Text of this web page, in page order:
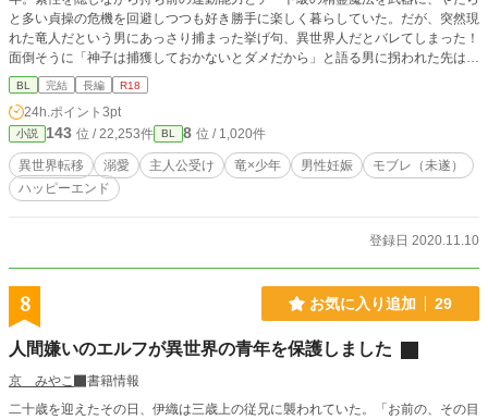
と多い貞操の危機を回避しつつも好き勝手に楽しく暮らしていた。だが、突然現
れた竜人だという男にあっさり捕まった挙げ句、異世界人だとバレてしまった！
面倒そうに「神子は捕獲しておかないとダメだから」と語る男に拐われた先は竜
の神殿とやらで……上げ膳据え膳の快適生活最高！と思ったのも束の間、自由が
ない、退屈すぎて死ぬ、と逃げ出した結果なぜか竜人に惚れられてしまい―
―！？ 異世界さいっこー！！！と調子に乗ってオレTueee☆していた主人公(18)
が、諸事情で保護しに来た竜(人型)に捕獲され、次第に溺愛されていくお話で
す。ものぐさ厭世竜×お気楽少年(元・中二病)の固定CP・ギャグ寄りたまにシリ
アスです。 【本編・番外編完結済・20/12/1角川ルビー文庫様より書籍化予定(上
巻)】 ※R18はサブタイトルに＊マーク有(残酷描写は予告なし) ※モブレ(未
BL 完結 長編 R18
24h.ポイント 3pt
小説 143 位 / 22,253件 BL 8 位 / 1,020件
異世界転移 溺愛 主人公受け 竜×少年 男性妊娠
モブレ（未遂）
ハッピーエンド
登録日 2020.11.10
8 お気に入り追加 29
人間嫌いのエルフが異世界の青年を保護しました
京 みやこ
書籍情報
二十歳を迎えたその日、伊織は三歳上の従兄に襲われていた。「お前の、その目